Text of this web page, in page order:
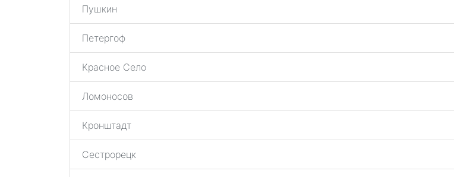
Пушкин
Петергоф
Красное Село
Ломоносов
Кронштадт
Сестрорецк